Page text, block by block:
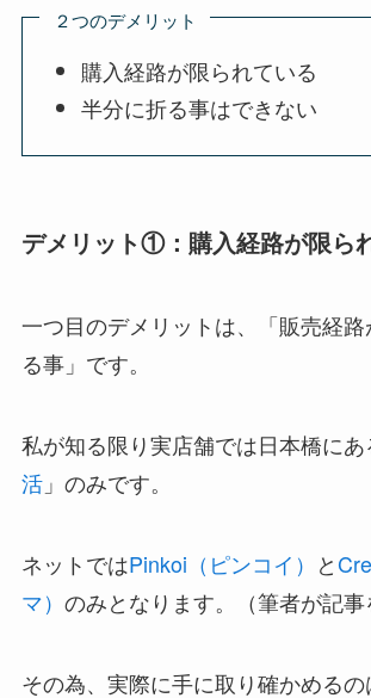
２つのデメリット
購入経路が限られている
半分に折る事はできない
デメリット①：購入経路が限ら
一つ目のデメリットは、「販売経
る事」です。
私が知る限り実店舗では日本橋にあ
活」のみです。
ネットではPinkoi（ピンコイ） と
マ） のみとなります。（筆者が記事
その為、実際に手に取り確かめる